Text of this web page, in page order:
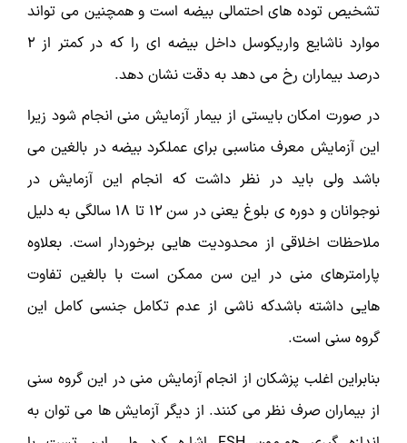
تشخیص توده های احتمالی بیضه است و همچنین می تواند
موارد ناشایع واريکوسل داخل بیضه ای را که در کمتر از 2
درصد بیماران رخ می دهد به دقت نشان دهد.
در صورت امکان بایستی از بیمار آزمایش منی انجام شود زیرا
این آزمایش معرف مناسبی برای عملکرد بیضه در بالغین می
باشد ولی باید در نظر داشت که انجام این آزمایش در
نوجوانان و دوره ی بلوغ یعنی در سن 12 تا 18 سالگی به دلیل
ملاحظات اخلاقی از محدودیت هایی برخوردار است. بعلاوه
پارامترهای منی در این سن ممکن است با بالغین تفاوت
هایی داشته باشدکه ناشی از عدم تکامل جنسی کامل این
گروه سنی است.
بنابراین اغلب پزشکان از انجام آزمایش منی در این گروه سنی
از بیماران صرف نظر می کنند. از دیگر آزمایش ها می توان به